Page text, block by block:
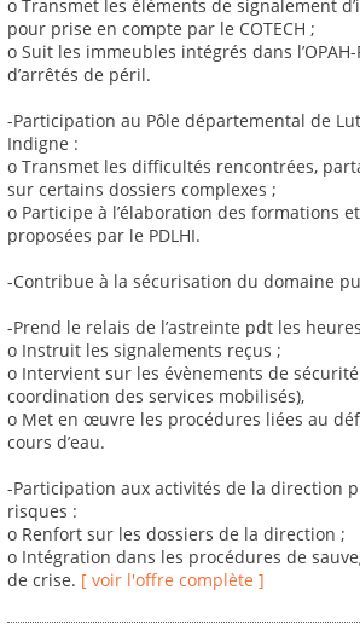
o Transmet les éléments de signalement
pour prise en compte par le COTECH ;
o Suit les immeubles intégrés dans
d’arrêtés de péril.
-Participation au Pôle départemental de
Indigne :
o Transmet les difficultés rencontrées,
sur certains dossiers complexes ;
o Participe à l’élaboration des formations
proposées par le PDLHI.
-Contribue à la sécurisation du domaine
-Prend le relais de l’astreinte pdt les
o Instruit les signalements reçus ;
o Intervient sur les évènements de
coordination des services mobilisés),
o Met en œuvre les procédures liées au
cours d’eau.
-Participation aux activités de la direction
risques :
o Renfort sur les dossiers de la direction ;
o Intégration dans les procédures de
de crise. [ voir l'offre complète ]